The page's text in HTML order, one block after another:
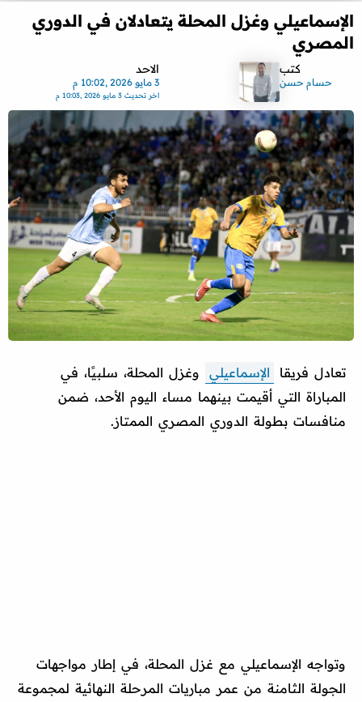
الإسماعيلي وغزل المحلة يتعادلان في الدوري
المصري
كتب
حسام حسن
الاحد
3 مايو 2026 ,10:02 م
اخر تحديث3 مايو 2026 ,10:03 م
تعادل فريقا الإسماعيلي
وغزل المحلة، سلبيًا، في
المباراة التي أقيمت بينهما مساء اليوم الأحد، ضمن
منافسات بطولة الدوري المصري الممتاز.
وتواجه الإسماعيلي مع غزل المحلة، في إطار مواجهات
الجولة الثامنة من عمر مباريات المرحلة النهائية لمجموعة